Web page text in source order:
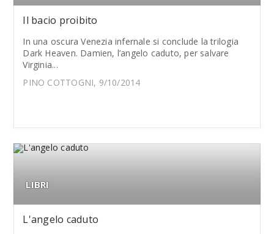
Il bacio proibito
In una oscura Venezia infernale si conclude la trilogia
Dark Heaven. Damien, l’angelo caduto, per salvare
Virginia...
PINO COTTOGNI, 9/10/2014
LIBRI
L'angelo caduto